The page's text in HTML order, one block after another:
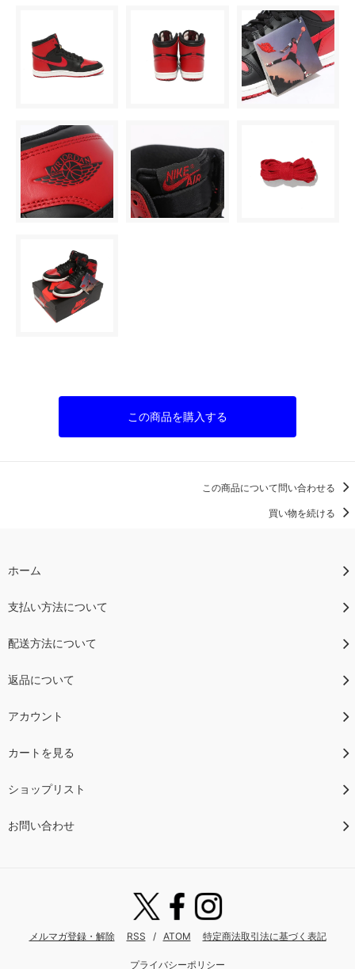
この商品を購入する
この商品について問い合わせる
買い物を続ける
ホーム
支払い方法について
配送方法について
返品について
アカウント
カートを見る
ショップリスト
お問い合わせ
メルマガ登録・解除 RSS / ATOM 特定商法取引法に基づく表記
プライバシーポリシー